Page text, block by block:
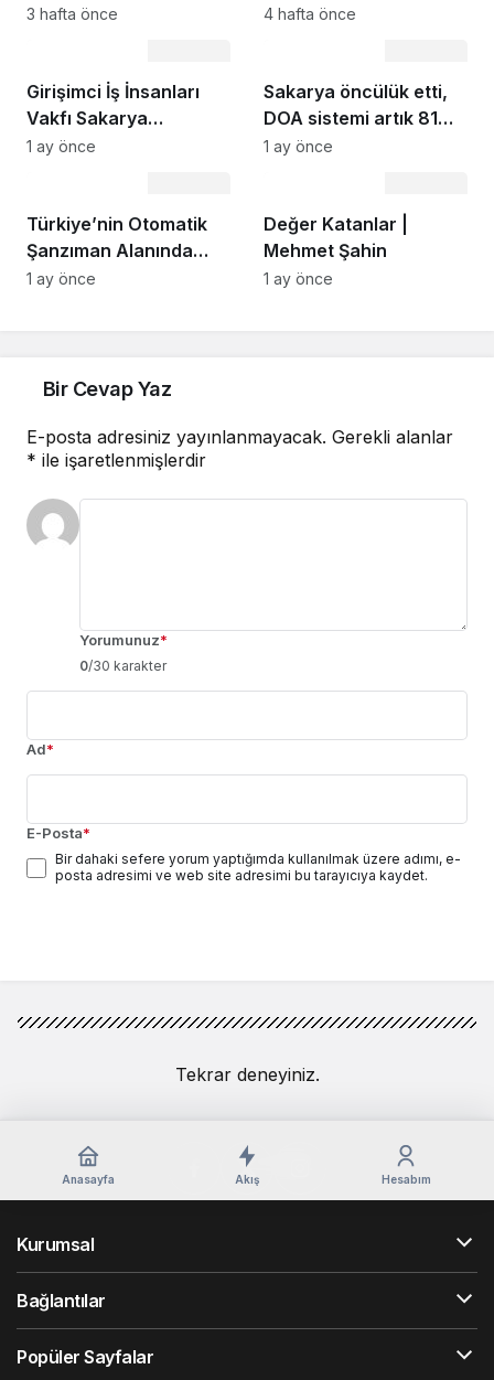
Sanayisine Katma
3 hafta önce
EBA’da Öğrencilerin
4 hafta önce
Girişimci İş İnsanları
Vakfı Sakarya
Şubesi’nde Teknoloji
1 ay önce
Sakarya öncülük etti,
DOA sistemi artık 81
şehirde DOA’da
“Gurur duyduk…”
1 ay önce
Türkiye’nin Otomatik
Şanzıman Alanında
Güçlü Markalarından
1 ay önce
Değer Katanlar |
Mehmet Şahin
1 ay önce
Bir Cevap Yaz
E-posta adresiniz yayınlanmayacak. Gerekli alanlar
* ile işaretlenmişlerdir
Yorumunuz*
0/30 karakter
Ad*
E-Posta*
Bir dahaki sefere yorum yaptığımda kullanılmak üzere adımı, e-
posta adresimi ve web site adresimi bu tarayıcıya kaydet.
Tekrar deneyiniz.
Anasayfa Akış Hesabım
Kurumsal
Bağlantılar
Popüler Sayfalar